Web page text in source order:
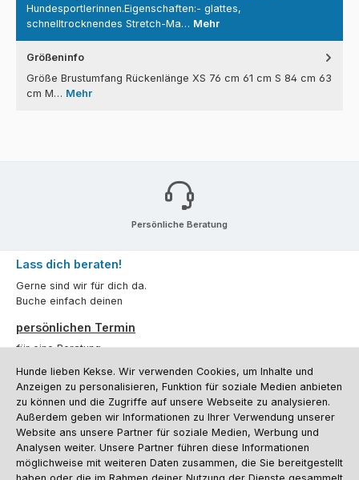
Hundesportlerinnen.Eigenschaften:- glattes,
schnelltrocknendes Stretch-Ma… Mehr
Größeninfo
Größe Brustumfang Rückenlänge XS 76 cm 61 cm S 84 cm 63
cm M… Mehr
Persönliche Beratung
Lass dich beraten!
Gerne sind wir für dich da.
Buche einfach deinen
persönlichen Termin
für eine Beratung.
Oder über unserKontaktformular.
Vertrag widerrufen
Kundenservice
Hunde lieben Kekse. Wir verwenden Cookies, um Inhalte und
Anzeigen zu personalisieren, Funktion für soziale Medien anbieten
zu können und die Zugriffe auf unsere Webseite zu analysieren.
Außerdem geben wir Informationen zu Ihrer Verwendung unserer
Website ans unsere Partner für soziale Medien, Werbung und
Analysen weiter. Unsere Partner führen diese Informationen
möglichweise mit weiteren Daten zusammen, die Sie bereitgestellt